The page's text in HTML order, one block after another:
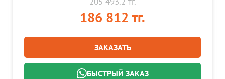
186 812 тг.
ЗАКАЗАТЬ
БЫСТРЫЙ ЗАКАЗ